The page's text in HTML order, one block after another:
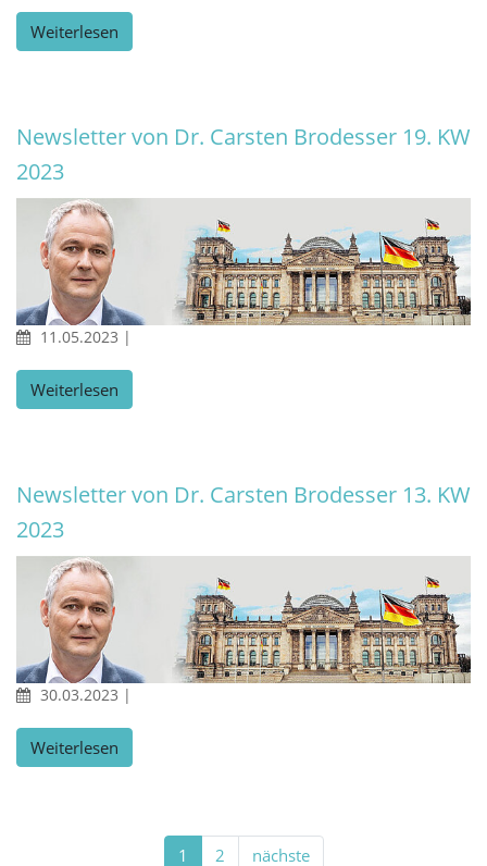
Weiterlesen
Newsletter von Dr. Carsten Brodesser 19. KW
2023
11.05.2023 |
Weiterlesen
Newsletter von Dr. Carsten Brodesser 13. KW
2023
30.03.2023 |
Weiterlesen
1 2 nächste